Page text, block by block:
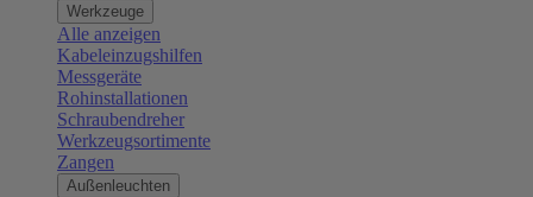
Werkzeuge
Alle anzeigen
Kabeleinzugshilfen
Messgeräte
Rohinstallationen
Schraubendreher
Werkzeugsortimente
Zangen
Außenleuchten